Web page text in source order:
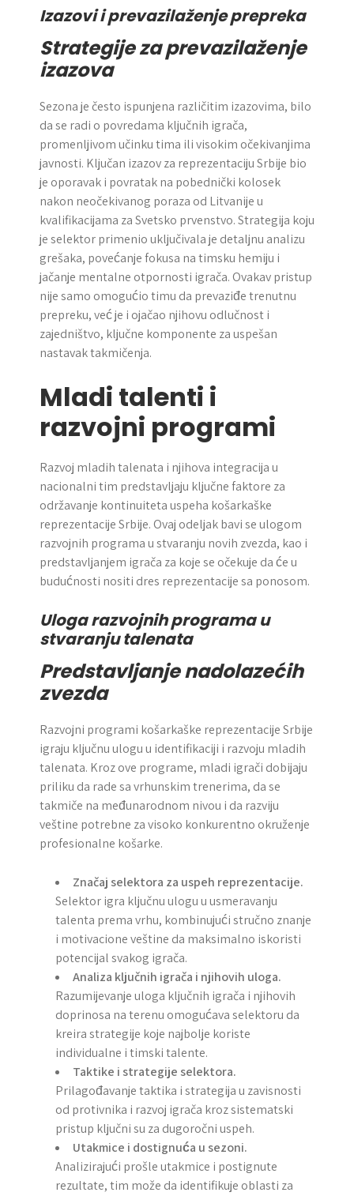
Izazovi i prevazilaženje prepreka
Strategije za prevazilaženje
izazova
Sezona je često ispunjena različitim izazovima, bilo
da se radi o povredama ključnih igrača,
promenljivom učinku tima ili visokim očekivanjima
javnosti. Ključan izazov za reprezentaciju Srbije bio
je oporavak i povratak na pobednički kolosek
nakon neočekivanog poraza od Litvanije u
kvalifikacijama za Svetsko prvenstvo. Strategija koju
je selektor primenio uključivala je detaljnu analizu
grešaka, povećanje fokusa na timsku hemiju i
jačanje mentalne otpornosti igrača. Ovakav pristup
nije samo omogućio timu da prevaziđe trenutnu
prepreku, već je i ojačao njihovu odlučnost i
zajedništvo, ključne komponente za uspešan
nastavak takmičenja.
Mladi talenti i
razvojni programi
Razvoj mladih talenata i njihova integracija u
nacionalni tim predstavljaju ključne faktore za
održavanje kontinuiteta uspeha košarkaške
reprezentacije Srbije. Ovaj odeljak bavi se ulogom
razvojnih programa u stvaranju novih zvezda, kao i
predstavljanjem igrača za koje se očekuje da će u
budućnosti nositi dres reprezentacije sa ponosom.
Uloga razvojnih programa u
stvaranju talenata
Predstavljanje nadolazećih
zvezda
Razvojni programi košarkaške reprezentacije Srbije
igraju ključnu ulogu u identifikaciji i razvoju mladih
talenata. Kroz ove programe, mladi igrači dobijaju
priliku da rade sa vrhunskim trenerima, da se
takmiče na međunarodnom nivou i da razviju
veštine potrebne za visoko konkurentno okruženje
profesionalne košarke.
Značaj selektora za uspeh reprezentacije.
Selektor igra ključnu ulogu u usmeravanju
talenta prema vrhu, kombinujući stručno znanje
i motivacione veštine da maksimalno iskoristi
potencijal svakog igrača.
Analiza ključnih igrača i njihovih uloga.
Razumijevanje uloga ključnih igrača i njihovih
doprinosa na terenu omogućava selektoru da
kreira strategije koje najbolje koriste
individualne i timski talente.
Taktike i strategije selektora.
Prilagođavanje taktika i strategija u zavisnosti
od protivnika i razvoj igrača kroz sistematski
pristup ključni su za dugoročni uspeh.
Utakmice i dostignuća u sezoni.
Analizirajući prošle utakmice i postignute
rezultate, tim može da identifikuje oblasti za